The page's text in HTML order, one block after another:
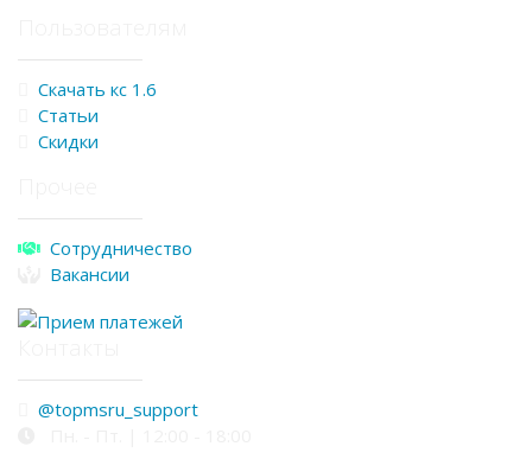
Скачать кс 1.6
Статьи
Скидки
Сотрудничество
Вакансии
@topmsru_support